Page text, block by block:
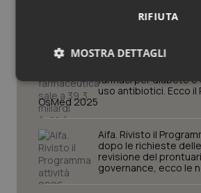
Scienza e Farmaci
La spesa farmaceutica
farmaci per diabete e
uso antibiotici. Ecco il
OsMed 2025
Aifa. Rivisto il
dopo le richieste
revisione del
governance, ecco le
RIFIUTA
MOSTRA DETTAGLI
Necessari Statistici